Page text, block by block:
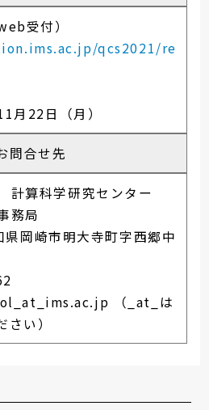
受付）
qcs2021/re
月22日（月）
問合せ先
算科学研究センター
事務局
岡崎市明大寺町字西郷中
（_at_は
い）